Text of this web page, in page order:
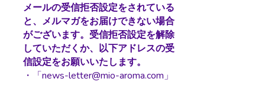
メールの受信拒否設定をされている
と、メルマガをお届けできない場合
がございます。受信拒否設定を解除
していただくか、以下アドレスの受
信設定をお願いいたします。
・「news-letter@mio-aroma.com」